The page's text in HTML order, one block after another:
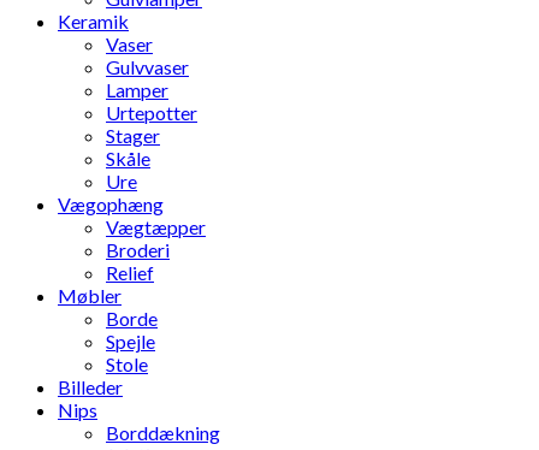
Keramik
Vaser
Gulvvaser
Lamper
Urtepotter
Stager
Skåle
Ure
Vægophæng
Vægtæpper
Broderi
Relief
Møbler
Borde
Spejle
Stole
Billeder
Nips
Borddækning